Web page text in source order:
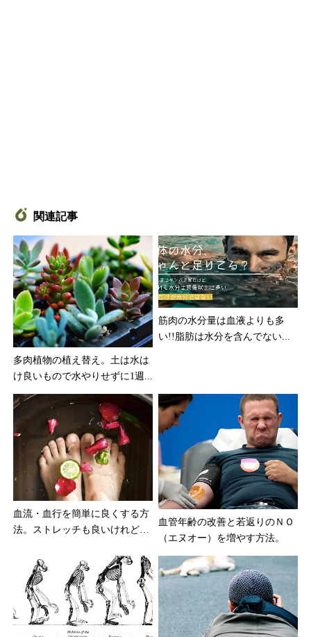
関連記事
多肉植物の植え替え。土は水は
け良いもので水やりせずに1週...
筋肉の水分量は血液よりも多
い!!脂肪は水分を含んでない...
血流・血行を簡単に良くする方
法。ストレッチも良いけれど…
血管年齢の改善と若返りのＮＯ
（エヌオー）を増やす方法。